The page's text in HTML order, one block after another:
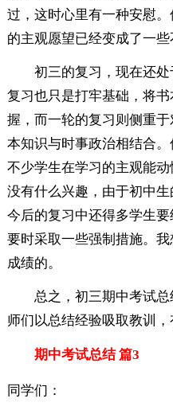
过，这时心里有一种安慰
的主观愿望已经变成了一些
初三的复习，现在还处
复习也只是打牢基础，将
握，而一轮的复习则侧重
本知识与时事政治相结合
不少学生在学习的主观能
没有什么兴趣，由于初中
今后的复习中还得多学生
要时采取一些强制措施。
成绩的。
总之，初三期中考试总
师们以总结经验吸取教训，
期中考试总结 篇3
同学们：